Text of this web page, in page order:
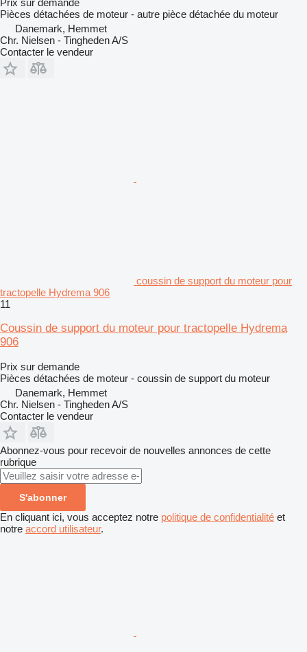
Prix sur demande
Pièces détachées de moteur - autre pièce détachée du moteur
Danemark, Hemmet
Chr. Nielsen - Tingheden A/S
Contacter le vendeur
coussin de support du moteur pour
tractopelle Hydrema 906
11
Coussin de support du moteur pour tractopelle Hydrema
906
Prix sur demande
Pièces détachées de moteur - coussin de support du moteur
Danemark, Hemmet
Chr. Nielsen - Tingheden A/S
Contacter le vendeur
Abonnez-vous pour recevoir de nouvelles annonces de cette
rubrique
S'abonner
En cliquant ici, vous acceptez notre politique de confidentialité et
notre accord utilisateur.